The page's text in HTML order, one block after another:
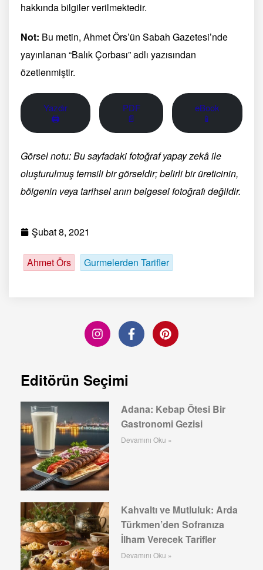
hakkında bilgiler verilmektedir.
Not: Bu metin, Ahmet Örs’ün Sabah Gazetesi’nde
yayınlanan “Balık Çorbası” adlı yazısından
özetlenmiştir.
Yazdır
🖨
PDF
📄
eBook
📱
Görsel notu: Bu sayfadaki fotoğraf yapay zekâ ile
oluşturulmuş temsili bir görseldir; belirli bir üreticinin,
bölgenin veya tarihsel anın belgesel fotoğrafı değildir.
Şubat 8, 2021
Ahmet Örs Gurmelerden Tarifler
Editörün Seçimi
Adana: Kebap Ötesi Bir
Gastronomi Gezisi
Devamını Oku »
Kahvaltı ve Mutluluk: Arda
Türkmen’den Sofranıza
İlham Verecek Tarifler
Devamını Oku »